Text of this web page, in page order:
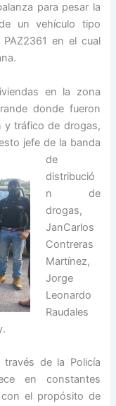
para pesar la
un vehículo tipo
en el cual
en la zona
donde fueron
y tráfico de drogas,
jefe de la banda
de
distribució
n de
drogas,
JanCarlos
Contreras
Martínez,
Jorge
Leonardo
Raudales
través de la Policía
en constantes
el propósito de